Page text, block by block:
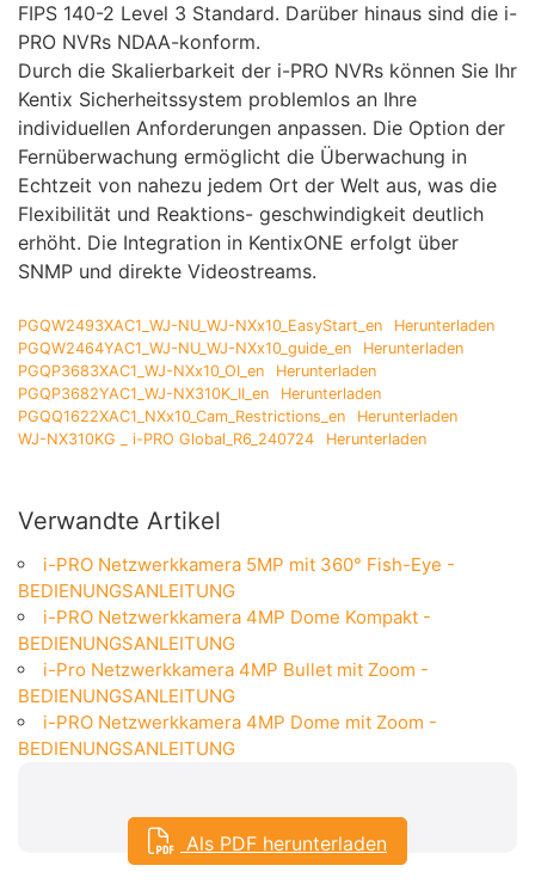
FIPS 140-2 Level 3 Standard. Darüber hinaus sind die i-
PRO NVRs NDAA-konform.
Durch die Skalierbarkeit der i-PRO NVRs können Sie Ihr
Kentix Sicherheitssystem problemlos an Ihre
individuellen Anforderungen anpassen. Die Option der
Fernüberwachung ermöglicht die Überwachung in
Echtzeit von nahezu jedem Ort der Welt aus, was die
Flexibilität und Reaktions- geschwindigkeit deutlich
erhöht. Die Integration in KentixONE erfolgt über
SNMP und direkte Videostreams.
PGQW2493XAC1_WJ-NU_WJ-NXx10_EasyStart_en
Herunterladen
PGQW2464YAC1_WJ-NU_WJ-NXx10_guide_en
Herunterladen
PGQP3683XAC1_WJ-NXx10_OI_en
Herunterladen
PGQP3682YAC1_WJ-NX310K_II_en
Herunterladen
PGQQ1622XAC1_NXx10_Cam_Restrictions_en
Herunterladen
WJ-NX310KG _ i-PRO Global_R6_240724
Herunterladen
Verwandte Artikel
i-PRO Netzwerkkamera 5MP mit 360° Fish-Eye -
BEDIENUNGSANLEITUNG
i-PRO Netzwerkkamera 4MP Dome Kompakt -
BEDIENUNGSANLEITUNG
i-Pro Netzwerkkamera 4MP Bullet mit Zoom -
BEDIENUNGSANLEITUNG
i-PRO Netzwerkkamera 4MP Dome mit Zoom -
BEDIENUNGSANLEITUNG
Als PDF herunterladen